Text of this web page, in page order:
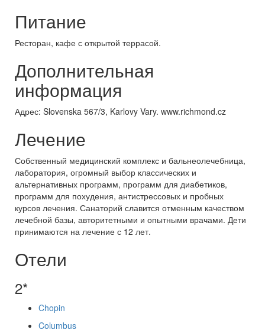
Питание
Ресторан, кафе с открытой террасой.
Дополнительная
информация
Адрес: Slovenska 567/3, Karlovy Vary. www.richmond.cz
Лечение
Собственный медицинский комплекс и бальнеолечебница,
лаборатория, огромный выбор классических и
альтернативных программ, программ для диабетиков,
программ для похудения, антистрессовых и пробных
курсов лечения. Санаторий славится отменным качеством
лечебной базы, авторитетными и опытными врачами. Дети
принимаются на лечение с 12 лет.
Отели
2*
Chopin
Columbus